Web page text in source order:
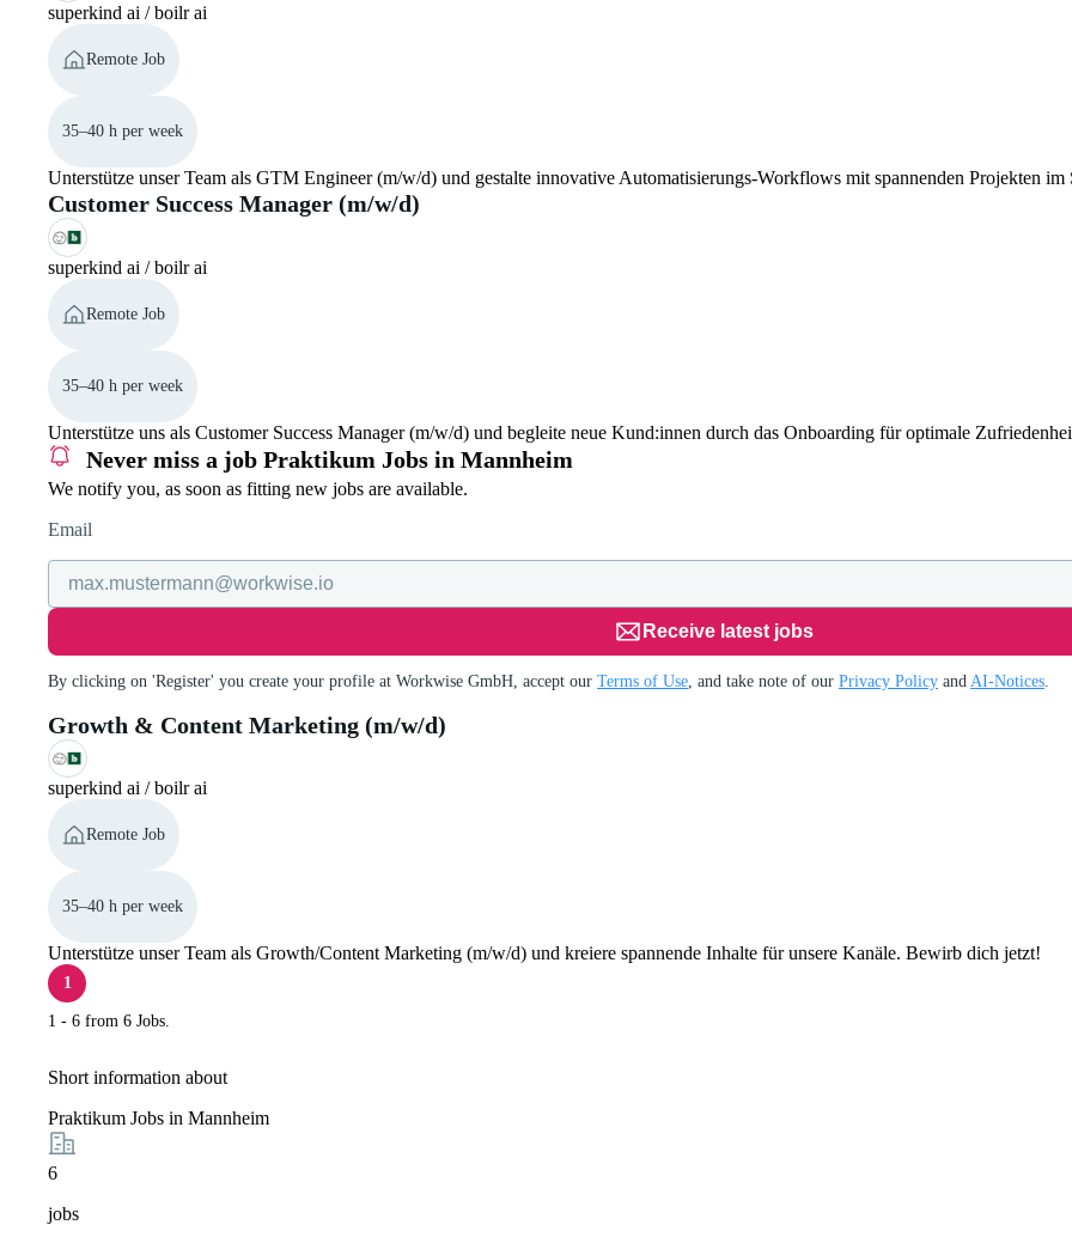
superkind ai / boilr ai
Remote Job
35–40 h per week
Unterstütze unser Team als GTM Engineer (m/w/d) und gestalte innovative Automatisierungs-Workflows mit spannenden Projekten
Customer Success Manager (m/w/d)
superkind ai / boilr ai
Remote Job
35–40 h per week
Unterstütze uns als Customer Success Manager (m/w/d) und begleite neue Kund:innen durch das Onboarding für optimale
Never miss a job Praktikum Jobs in Mannheim
We notify you, as soon as fitting new jobs are available.
Email
Receive latest jobs
By clicking on 'Register' you create your profile at Workwise GmbH, accept ourTerms of Use , and take note of ourPrivacy Policy and AI-Notices
Growth & Content Marketing (m/w/d)
superkind ai / boilr ai
Remote Job
35–40 h per week
Unterstütze unser Team als Growth/Content Marketing (m/w/d) und kreiere spannende Inhalte für unsere Kanäle. Bewirb dich jetzt!
1
1 - 6 from 6 Jobs.
Short information about
Praktikum Jobs in Mannheim
6
jobs